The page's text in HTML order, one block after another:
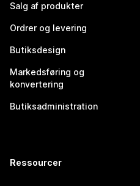
Salg af produkter
Ordrer og levering
Butiksdesign
Markedsføring og
konvertering
Butiksadministration
Ressourcer